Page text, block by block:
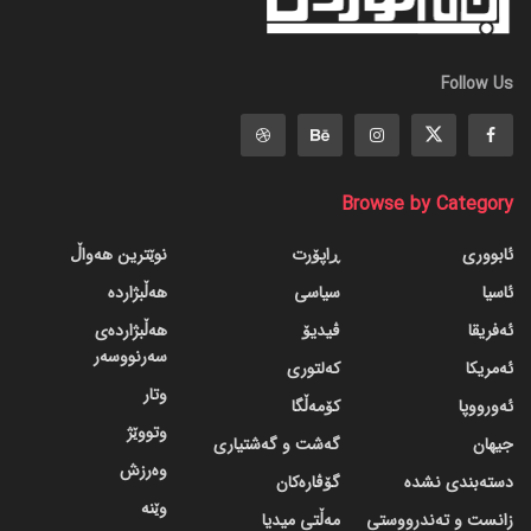
Follow Us
Browse by Category
ئابووری
ئاسیا
ئەفریقا
ئەمریکا
ئەورووپا
جیهان
دسته‌بندی نشده
زانست و تەندرووستی
ڕاپۆرت
سیاسی
ڤیدیۆ
کەلتوری
کۆمەڵگا
گه‌شت و گه‌شتیاری
گۆڤاره‌کان
مەڵتی میدیا
نوێترین هەواڵ
هەڵبژاردە
هەڵبژاردەی
سەرنووسەر
وتار
وتووێژ
وەرزش
وێنە